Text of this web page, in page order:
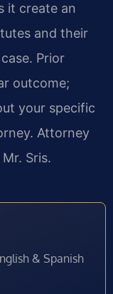
it create an
and their
Prior
outcome;
your specific
Attorney
Sris.
& Spanish